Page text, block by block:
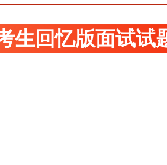
生回忆版面试试